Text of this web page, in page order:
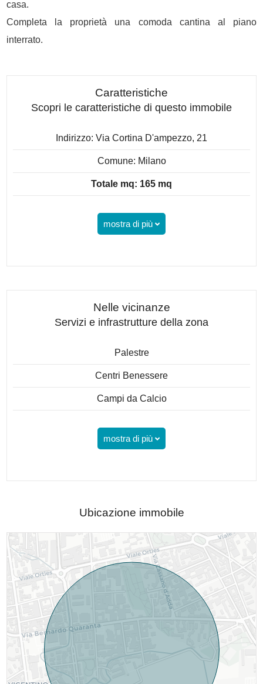
casa.
Completa la proprietà una comoda cantina al piano
interrato.
Caratteristiche
Scopri le caratteristiche di questo immobile
Indirizzo: Via Cortina D'ampezzo, 21
Comune: Milano
Totale mq: 165 mq
mostra di più
Nelle vicinanze
Servizi e infrastrutture della zona
Palestre
Centri Benessere
Campi da Calcio
mostra di più
Ubicazione immobile